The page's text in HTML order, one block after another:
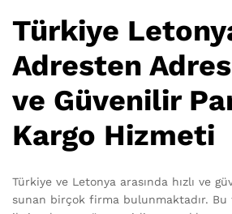
Türkiye
Adresten
ve Güvenilir
Kargo Hizmeti
Türkiye ve Letonya arasında hızlı ve
sunan birçok firma bulunmaktadır.